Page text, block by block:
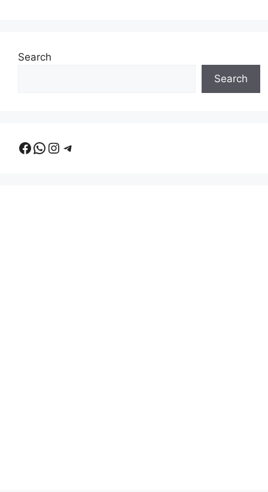
Search
Search
Facebook
WhatsApp
Instagram
Telegram